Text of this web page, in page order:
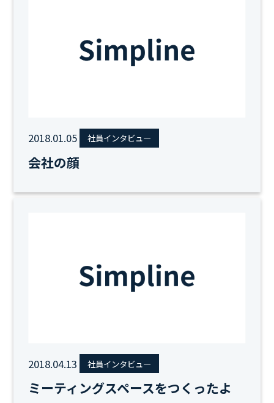
2018.01.05 社員インタビュー
会社の顔
2018.04.13 社員インタビュー
ミーティングスペースをつくったよ